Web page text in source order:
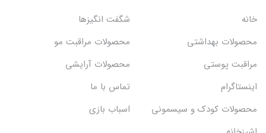
خانه
شگفت انگيزها
محصولات بهداشتي
محصولات مراقبت مو
مراقبت پوستی
محصولات آرایشی
اینستاگرام
تماس با ما
محصولات کودک و سیسمونی
اسباب بازی